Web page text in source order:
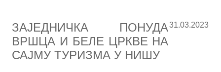
ЗАЈЕДНИЧКА ПОНУДА
ВРШЦА И БЕЛЕ ЦРКВЕ НА
САЈМУ ТУРИЗМА У НИШУ
31.03.2023